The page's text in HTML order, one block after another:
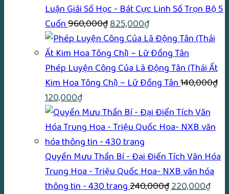
500,000₫.là:
Luận Giải Số Học - Bát Cực Linh Số Trọn Bộ 5
Cuốn960,000₫Giá
gốc
là:
960,000₫.
825,000₫Giá
hiện
tại
là:
825,000₫.
Phép Luyện Công Của Lã Động Tân (Thái Ất
Kim Hoa Tông Chỉ) – Lữ Ðồng Tân140,000₫
Giá
gốc
là:
140,000₫.
120,000₫Giá
hiện
tại
là:
120,000₫.
Quyền Mưu Thần Bí - Đại Điển Tích Văn Hóa
Trung Hoa - Triệu Quốc Hoa- NXB văn hóa
thông tin - 430 trang240,000₫Giá
220,000₫Giá